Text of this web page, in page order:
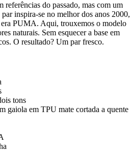
referências do passado, mas com um
inspira-se no melhor dos anos 2000,
PUMA. Aqui, trouxemos o modelo
naturais. Sem esquecer a base em
O resultado? Um par fresco.
tons
gaiola em TPU mate cortada a quente